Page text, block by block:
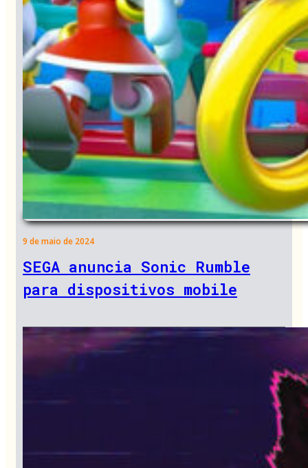
9 de maio de 2024
SEGA anuncia Sonic Rumble
para dispositivos mobile